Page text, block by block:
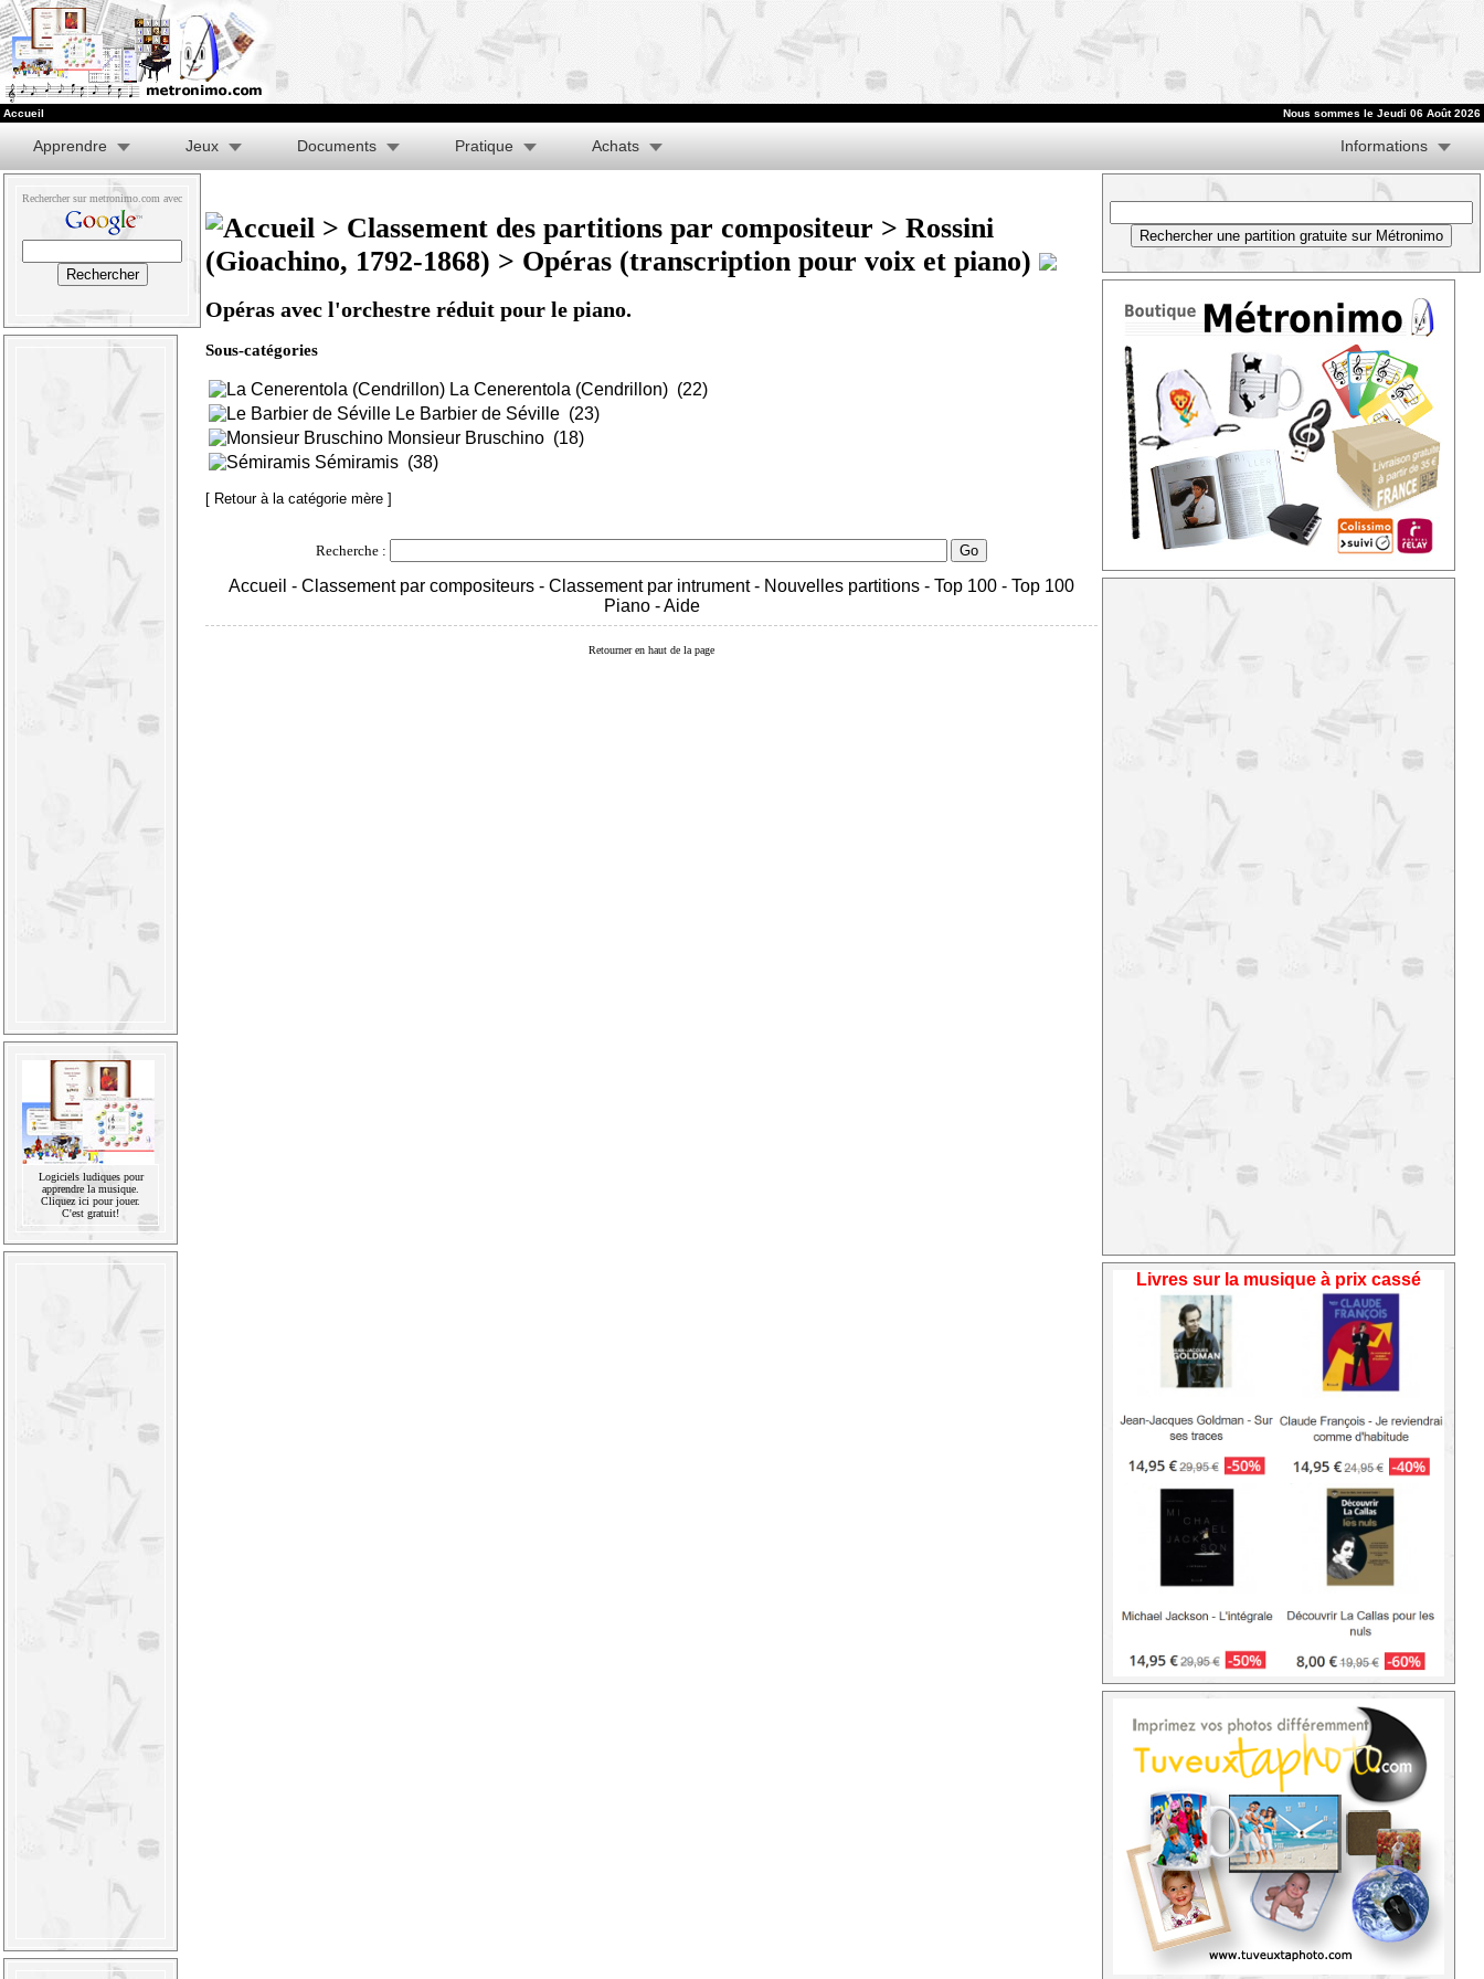
Accueil Nous sommes le Jeudi 06 Août 2026
Apprendre Jeux Documents Pratique Achats Informations
Rechercher sur metronimo.com avec
Logiciels ludiques pour
apprendre la musique.
Cliquez ici pour jouer.
C'est gratuit!
> Classement des partitions par compositeur > Rossini
(Gioachino, 1792-1868) > Opéras (transcription pour voix et piano)
Opéras avec l'orchestre réduit pour le piano.
Sous-catégories
La Cenerentola (Cendrillon) (22)
Le Barbier de Séville (23)
Monsieur Bruschino (18)
Sémiramis (38)
[ Retour à la catégorie mère ]
Recherche :
Accueil - Classement par compositeurs - Classement par intrument- Nouvelles partitions - Top 100 - Top 100
Piano-Aide
Retourner en haut de la page
Livres sur la musique à prix cassé